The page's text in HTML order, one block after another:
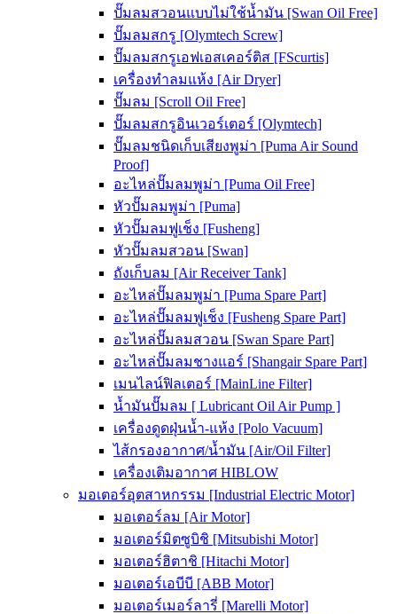
ปั๊มลมสวอนแบบไม่ใช้น้ำมัน [Swan Oil Free]
ปั๊มลมสกรู [Olymtech Screw]
ปั๊มลมสกรูเอฟเอสเคอร์ติส [FScurtis]
เครื่องทำลมแห้ง [Air Dryer]
ปั๊มลม [Scroll Oil Free]
ปั๊มลมสกรูอินเวอร์เตอร์ [Olymtech]
ปั๊มลมชนิดเก็บเสียงพูม่า [Puma Air Sound
Proof]
อะไหล่ปั๊มลมพูม่า [Puma Oil Free]
หัวปั๊มลมพูม่า [Puma]
หัวปั๊มลมฟูเช็ง [Fusheng]
หัวปั๊มลมสวอน [Swan]
ถังเก็บลม [Air Receiver Tank]
อะไหล่ปั๊มลมพูม่า [Puma Spare Part]
อะไหล่ปั๊มลมฟูเช็ง [Fusheng Spare Part]
อะไหล่ปั๊มลมสวอน [Swan Spare Part]
อะไหล่ปั๊มลมชางแอร์ [Shangair Spare Part]
เมนไลน์ฟิลเตอร์ [MainLine Filter]
น้ำมันปั๊มลม [ Lubricant Oil Air Pump ]
เครื่องดูดฝุ่นน้ำ-แห้ง [Polo Vacuum]
ไส้กรองอากาศ/น้ำมัน [Air/Oil Filter]
เครื่องเติมอากาศ HIBLOW
มอเตอร์อุตสาหกรรม [Industrial Electric Motor]
มอเตอร์ลม [Air Motor]
มอเตอร์มิตซูบิชิ [Mitsubishi Motor]
มอเตอร์ฮิตาชิ [Hitachi Motor]
มอเตอร์เอบีบี [ABB Motor]
มอเตอร์เมอร์ลารี่ [Marelli Motor]